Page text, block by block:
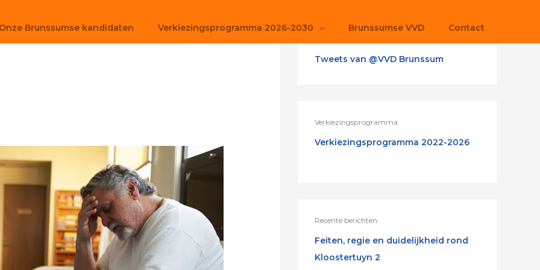
Onze Brunssumse kandidaten Verkiezingsprogramma 2026-2030 Brunssumse VVD Contact
Tweets van @VVD Brunssum
Verkiezingsprogramma
Verkiezingsprogramma 2022-2026
Recente berichten
Feiten, regie en duidelijkheid rond
Kloostertuyn 2